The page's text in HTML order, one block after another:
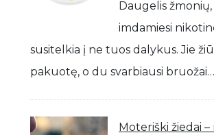
Daugelis
imdamiesi
susitelkia į ne tuos dalykus. Jie
pakuotę, o du svarbiausi bruožai…
Moteriški žiedai –